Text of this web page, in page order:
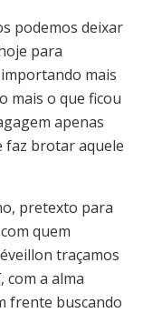
podemos deixar
para
mais
mais o que ficou
apenas
faz brotar aquele
pretexto para
quem
traçamos
com a alma
frente buscando